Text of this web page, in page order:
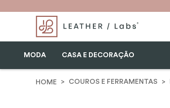
MODA CASA E DECORAÇÃO
COUROS E FERRAMENTAS